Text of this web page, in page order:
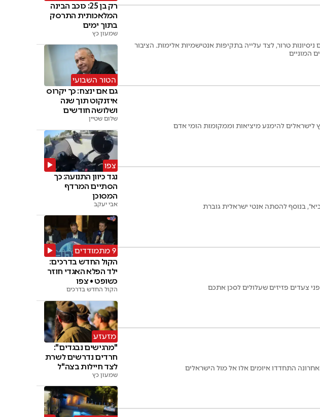
טרור, לצד עלייה בתקיפות אנטישמיות אלימות. הציבור
המוניים
להימנע מיציאות וממקומות הומי אדם
בנוסף להסתה אנטי ישראלית גוברת
התחדדו איומים אלו אל מול הישראלים
רק בן 25: כוכב הבינה
המלאכותית התרסק
בתוך ימים
שמעון כץ
הטור השבועי
גם אם ינצח: כך יקרוס
איזנקוט תוך שנה
ושלושה חודשים
שלום שטיין
צפו
נגד כיוון התנועה: כך
הסתיים המרדף
המסוכן
אבי יעקב
9 מתמודדים
הקול החדש בדרכים:
ילד הפלא האגדי חוזר
כשופט • צפו
הקול החדש בדרכים
מזעזע
"מרגישים נבגדים":
חרדים נדרשים לשרת
לצד חיילות בצה"ל
שמעון כץ